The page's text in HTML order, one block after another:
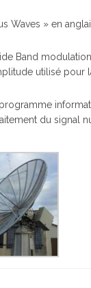
Waves » en
Band
utilisé pour
programme
du signal